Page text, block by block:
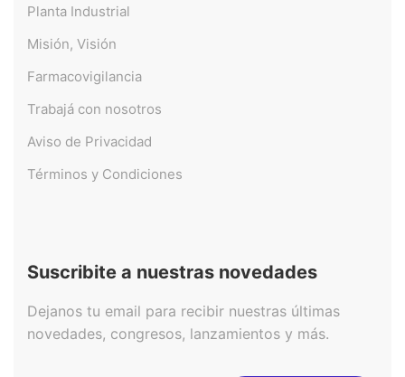
Planta Industrial
Misión, Visión
Farmacovigilancia
Trabajá con nosotros
Aviso de Privacidad
Términos y Condiciones
Suscribite a nuestras novedades
Dejanos tu email para recibir nuestras últimas
novedades, congresos, lanzamientos y más.